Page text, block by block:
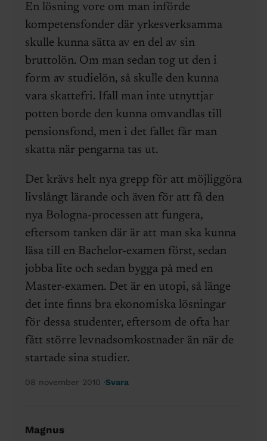
En lösning vore om man införde
kompetensfonder där yrkesverksamma
skulle kunna sätta av en del av sin
bruttolön. Om man sedan tog ut den i
form av studielön, så skulle den kunna
vara skattefri. Ifall man inte utnyttjar
potten borde den kunna omvandlas till
pensionsfond, men i det fallet får man
skatta när pengarna tas ut.
Det krävs helt nya grepp för att möjliggöra
livslångt lärande och även för att få den
nya Bologna-processen att fungera,
eftersom tanken där är att man ska kunna
läsa till en Bachelor-examen först, sedan
jobba lite och sedan bygga på med en
Master-examen. Det är en utopi, så länge
det inte finns bra ekonomiska lösningar
för dessa studenter, eftersom de ofta har
fått större levnadsomkostnader än när de
startade sina studier.
08 november 2010 Svara
Magnus